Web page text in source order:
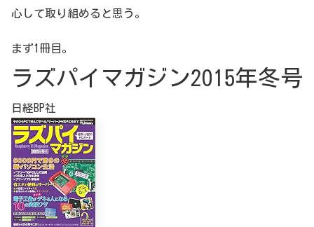
心して取り組めると思う。
まず1冊目。
ラズパイマガジン2015年冬号
日経BP社